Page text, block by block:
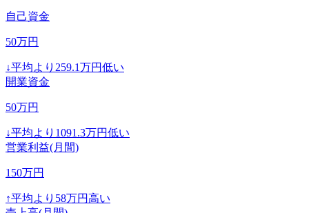
自己資金
50万円
↓平均より 259.1万円低い
開業資金
50万円
↓平均より 1091.3万円低い
営業利益(月間)
150万円
↑平均より 58万円高い